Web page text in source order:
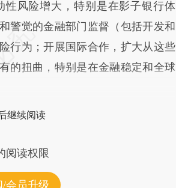
风险增大，特别是在影子银行体
警觉的金融部门监督（包括开发和
行为；开展国际合作，扩大从这些
的扭曲，特别是在金融稳定和全球
继续阅读
阅读权限
/会员升级